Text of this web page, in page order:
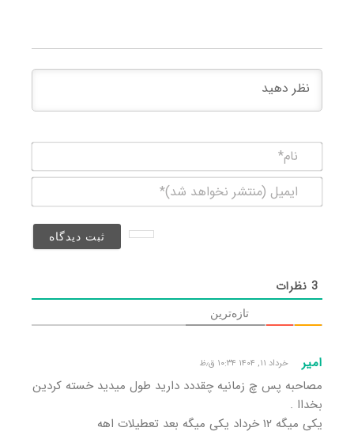
(منتشر
3 نظرات
تازه‌ترین
امیر خرداد ۱۱, ۱۴۰۴ ۱۰:۳۴ ق٫ظ
مصاحبه پس چ زمانیه چقددد دارید طول میدید خسته کردین
بخداا .
یکی میگه ۱۲ خرداد یکی میگه بعد تعطیلات اهه